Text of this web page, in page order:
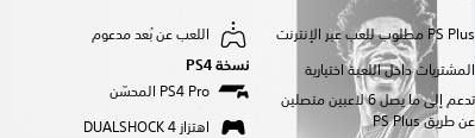
المشتريات داخل اللعبة اختيارية
تدعم إلى ما يصل 6 لاعبين متصلين
عن طريق PS Plus‏
اللعب عن بُعد مدعوم
نسخة PS4‏
اهتزاز DUALSHOCK 4‏